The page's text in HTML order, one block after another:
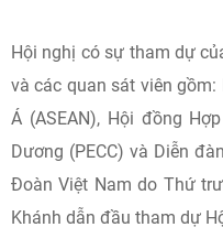
Hội nghị có sự tham dự
và các quan sát viên
Á (ASEAN), Hội đồng
Dương (PECC) và Diễn
Đoàn Việt Nam do Thứ
Khánh dẫn đầu tham dự